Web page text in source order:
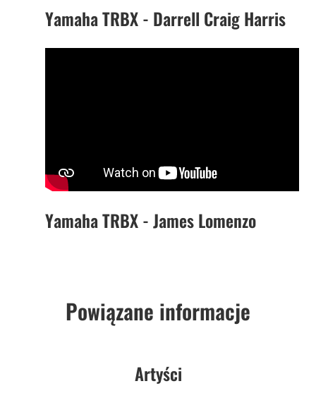
Yamaha TRBX - Darrell Craig Harris
Yamaha TRBX - James Lomenzo
Powiązane informacje
Artyści